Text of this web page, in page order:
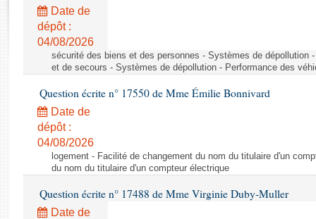
Rapports législatifs
Rapports sur l'application des lois
Baromètre de l’application des lois
Dossiers législatifs
Budget et sécurité sociale
Questions écrites et orales
Comptes rendus des débats
Date de
dépôt :
04/08/2026
sécurité des biens et des personnes - Systèmes de dépollution
et de secours - Systèmes de dépollution - Performance des
Question écrite n° 17550 de Mme Émilie Bonnivard
Date de
dépôt :
04/08/2026
logement - Facilité de changement du nom du titulaire d'un
du nom du titulaire d'un compteur électrique
Question écrite n° 17488 de Mme Virginie Duby-Muller
Date de